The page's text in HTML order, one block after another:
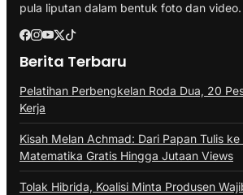
pula liputan dalam bentuk foto dan video.
Berita Terbaru
Pelatihan Perbengkelan Roda Dua, 20
Kerja
Kisah Melan Achmad: Dari Papan Tulis
Matematika Gratis Hingga Jutaan Views
Tolak Hibrida, Koalisi Minta Produsen